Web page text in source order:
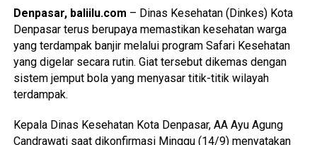
Selain dari sisi kenyamanan, vaksin kombinasi ini juga
menjadi langkah strategis untuk menutup kesenjangan
cakupan imunisasi yang sebelumnya kerap muncul antara
vaksin Pentavalen dan Polio injeksi.
“Dengan dijadikan satu dosis Heksavalen, cakupannya
akan sama. Ini langkah penting agar semua bayi mendapat
perlindungan penuh,” jelas dr. Sebawa.
Denpasar, baliilu.com – Dinas Kesehatan (Dinkes) Kota
Denpasar terus berupaya memastikan kesehatan warga
yang terdampak banjir melalui program Safari Kesehatan
yang digelar secara rutin. Giat tersebut dikemas dengan
sistem jemput bola yang menyasar titik-titik wilayah
terdampak.
Kepala Dinas Kesehatan Kota Denpasar, AA Ayu Agung
Candrawati saat dikonfirmasi Minggu (14/9) menyatakan